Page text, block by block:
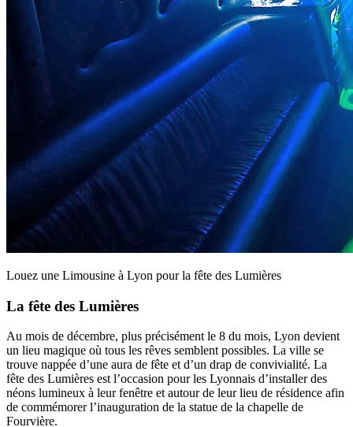
Louez une Limousine à Lyon pour la fête des Lumières
La fête des Lumières
Au mois de décembre, plus précisément le 8 du mois, Lyon devient
un lieu magique où tous les rêves semblent possibles. La ville se
trouve nappée d’une aura de fête et d’un drap de convivialité. La
fête des Lumières est l’occasion pour les Lyonnais d’installer des
néons lumineux à leur fenêtre et autour de leur lieu de résidence afin
de commémorer l’inauguration de la statue de la chapelle de
Fourvière.